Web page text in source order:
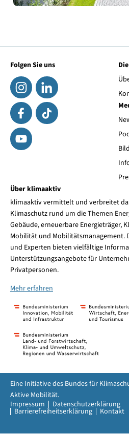
Folgen Sie uns
Über klimaaktiv
klimaaktiv vermittelt und verbreitet
Klimaschutz rund um die Themen
Gebäude, erneuerbare Energieträger,
Mobilität und Mobilitätsmanagement.
und Experten bieten vielfältige
Unterstützungsangebote für
Privatpersonen.
Mehr erfahren
Impressum Datenschutzerklärung
Barrierefreiheitserklärung Kontakt
Eine Initiative des Bundes für
Aktive Mobilität.